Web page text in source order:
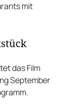
mit
das Film
September